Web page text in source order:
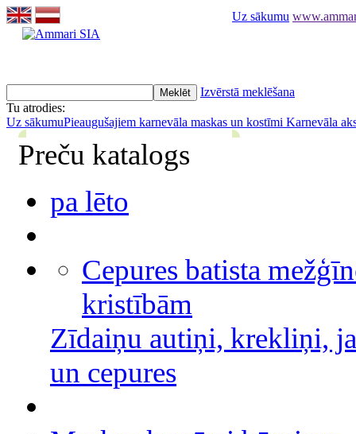
Uz sākumu
Izvērstā meklēšana
Tu atrodies:
Uz sākumuPieaugušajiem karnevāla maskas un kostīmi Karnevāla
Preču katalogs
pa lēto
Cepures batista
kristībām
Zīdaiņu autiņi, krekliņi,
un cepures